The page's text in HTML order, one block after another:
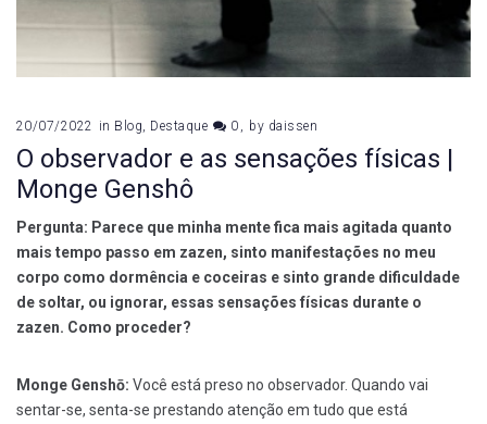
20/07/2022 in Blog Destaque 0 by daissen
O observador e as sensações físicas |
Monge Genshô
Pergunta: Parece que minha mente fica mais agitada quanto
mais tempo passo em zazen, sinto manifestações no meu
corpo como dormência e coceiras e sinto grande dificuldade
de soltar, ou ignorar, essas sensações físicas durante o
zazen. Como proceder?
Monge Genshō: Você está preso no observador. Quando vai
sentar-se, senta-se prestando atenção em tudo que está